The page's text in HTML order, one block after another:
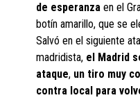
de esperanza en el
botín amarillo, que se
Salvó en el siguiente
madridista, el Madrid
ataque, un tiro muy
contra local para